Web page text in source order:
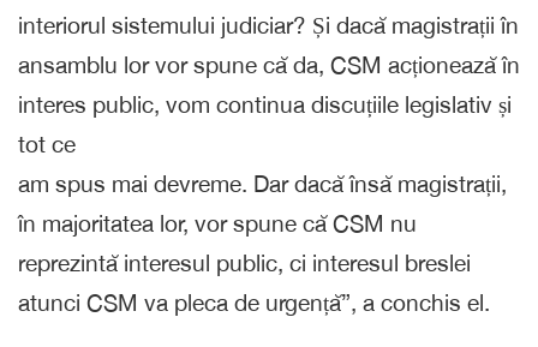
interiorul sistemului judiciar? Și dacă magistrații în
ansamblu lor vor spune că da, CSM acționează în
interes public, vom continua discuțiile legislativ și
tot ce
am spus mai devreme. Dar dacă însă magistrații,
în majoritatea lor, vor spune că CSM nu
reprezintă interesul public, ci interesul breslei
atunci CSM va pleca de urgență”, a conchis el.